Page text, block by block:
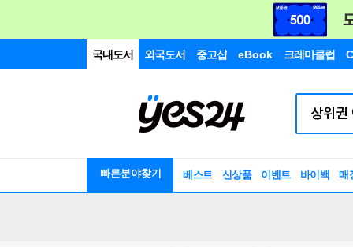
국내도서 외국도서 중고샵 eBook 크레마클럽
빠른분야찾기 베스트 신상품 이벤트 바이백 매